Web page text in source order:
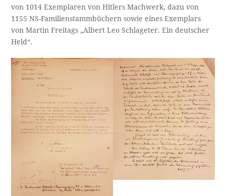
von 1014 Exemplaren von Hitlers Machwerk, dazu von
1155 NS-Familienstammbüchern sowie eines Exemplars
von Martin Freitags „Albert Leo Schlageter. Ein deutscher
Held“.